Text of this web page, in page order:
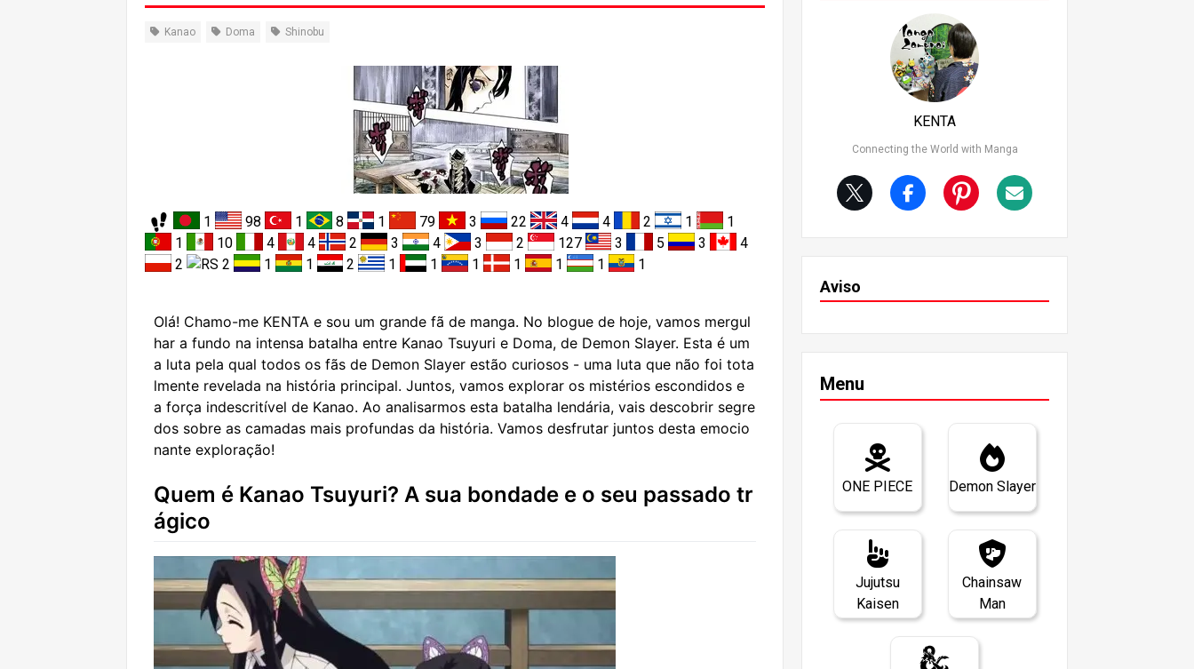
Kanao Doma Shinobu
1 98 1 8 1 79 3 22 4 4 2 1
1
1
10 4 4 2 3 4 3 2 127 3 5 3
4
2
2 1 1 2 1 1 1 1 1 1 1
Olá! Chamo-me KENTA e sou um grande fã de manga. No blogue de hoje, vamos mergul
har a fundo na intensa batalha entre Kanao Tsuyuri e Doma, de Demon Slayer. Esta é um
a luta pela qual todos os fãs de Demon Slayer estão curiosos - uma luta que não foi tota
lmente revelada na história principal. Juntos, vamos explorar os mistérios escondidos e
a força indescritível de Kanao. Ao analisarmos esta batalha lendária, vais descobrir segre
dos sobre as camadas mais profundas da história. Vamos desfrutar juntos desta emocio
nante exploração!
Quem é Kanao Tsuyuri? A sua bondade e o seu passado tr
ágico
KENTA
Connecting the World with Manga
Aviso
Menu
ONE PIECE Demon Slayer
Jujutsu
Kaisen
Chainsaw
Man